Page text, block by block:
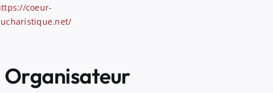
coeur-
Organisateur